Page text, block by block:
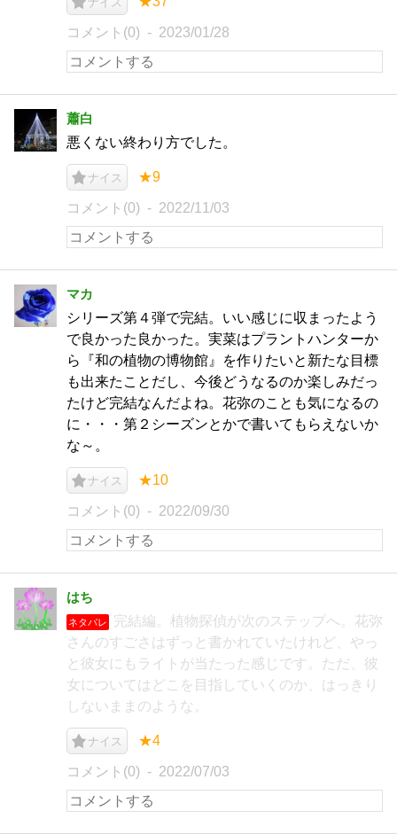
コメント(0) 2023/01/28
蕭白
悪くない終わり方でした。
ナイス ★9
コメント(0) 2022/11/03
マカ
シリーズ第４弾で完結。いい感じに収まったよう
で良かった良かった。実菜はプラントハンターか
ら『和の植物の博物館』を作りたいと新たな目標
も出来たことだし、今後どうなるのか楽しみだっ
たけど完結なんだよね。花弥のことも気になるの
に・・・第２シーズンとかで書いてもらえないか
な～。
ナイス ★10
コメント(0) 2022/09/30
はち
ネタバレ
完結編。植物探偵が次のステップへ。花弥
さんのすごさはずっと書かれていたけれど、やっ
と彼女にもライトが当たった感じです。ただ、彼
女についてはどこを目指していくのか、はっきり
しないままのような。
ナイス ★4
コメント(0) 2022/07/03